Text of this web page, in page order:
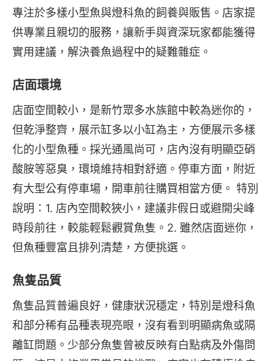
專注於多樣小型魚與燈科魚的飼養與販售。店家提
供專業且親切的服務，讓新手與資深玩家都能獲得
實用建議，解決養魚過程中的疑難雜症。
店面環境
店面空間較小，是新竹眾多水族館中較為迷你的，
但乾淨整齊，展示缸多以小缸為主，方便展示多樣
化的小型魚種。採光通風尚可，店內沒有明顯亞硝
酸胺等惡臭，環境維持相對舒適。停車方面，附近
有大型公有停車場，開車前往購買相當方便。 特別
說明：1. 店內空間較狹小，建議非假日或避開尖峰
時段前往，較能輕鬆觀賞魚隻。2. 雖然店面迷你，
但魚種豐富且排列清楚，方便挑選。
魚隻品質
魚隻品質普遍良好，健康狀況穩定，特別是燈科魚
和部分稀有品種表現亮眼，沒有看到明顯病魚或隔
離缸問題。少部分魚隻曾被反映有白點病及外傷問